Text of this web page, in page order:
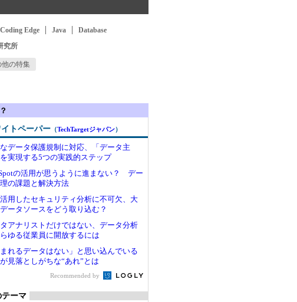
Coding Edge Java
Database
究所
他の特集
トペーパー （TechTargetジャパン）
データ保護規制に対応、「データ主
実現する5つの実践的ステップ
の活用が思うように進まない？ デー
の課題と解決方法
用したセキュリティ分析に不可欠、大
ータソースをどう取り込む？
アナリストだけではない、データ分析
ゆる従業員に開放するには
まれるデータはない」と思い込んでいる
見落としがちな“あれ”とは
Recommended by
ーマ